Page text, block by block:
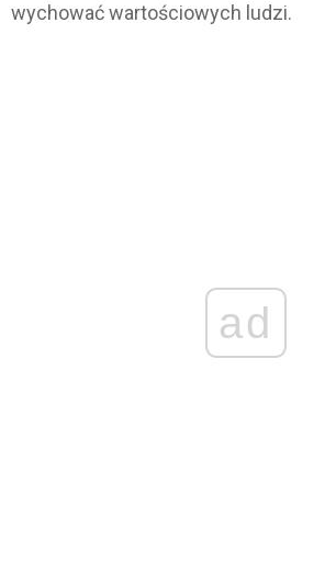
wychować wartościowych ludzi.
ad